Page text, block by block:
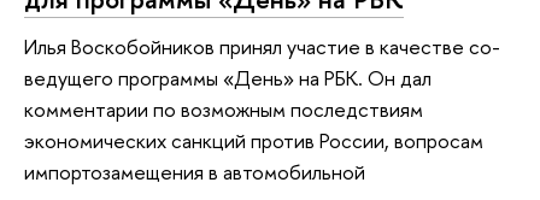
Илья Воскобойников принял участие в качестве со-
ведущего программы «День» на РБК. Он дал
комментарии по возможным последствиям
экономических санкций против России, вопросам
импортозамещения в автомобильной